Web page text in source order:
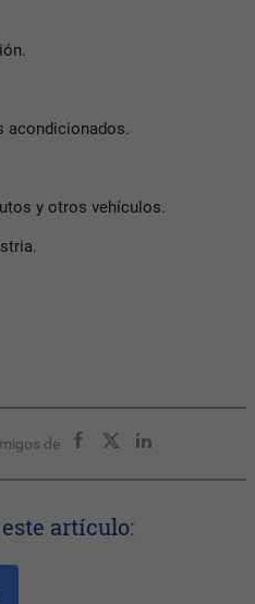
acondicionados.
y otros vehículos.
de
artículo: